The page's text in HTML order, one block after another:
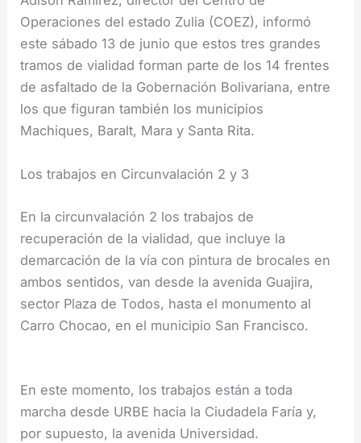
Operaciones del estado Zulia (COEZ), informó
este sábado 13 de junio que estos tres grandes
tramos de vialidad forman parte de los 14 frentes
de asfaltado de la Gobernación Bolivariana, entre
los que figuran también los municipios
Machiques, Baralt, Mara y Santa Rita.
Los trabajos en Circunvalación 2 y 3
En la circunvalación 2 los trabajos de
recuperación de la vialidad, que incluye la
demarcación de la vía con pintura de brocales en
ambos sentidos, van desde la avenida Guajira,
sector Plaza de Todos, hasta el monumento al
Carro Chocao, en el municipio San Francisco.
En este momento, los trabajos están a toda
marcha desde URBE hacia la Ciudadela Faría y,
por supuesto, la avenida Universidad.